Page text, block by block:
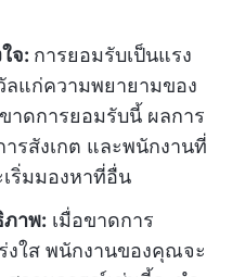
จ: การยอมรับเป็นแรง
ลแก่ความพยายามของ
ดการยอมรับนี้ ผลการ
รสังเกต และพนักงานที่
ริ่มมองหาที่อื่น
ภาพ: เมื่อขาดการ
งใส พนักงานของคุณจะ